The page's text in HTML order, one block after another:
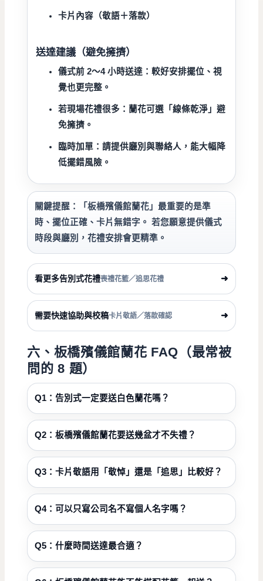
卡片內容（敬語＋落款）
送達建議（避免擁擠）
儀式前 2～4 小時送達：較好安排擺位、視
覺也更完整。
若現場花禮很多：蘭花可選「線條乾淨」避
免擁擠。
臨時加單：請提供廳別與聯絡人，能大幅降
低擺錯風險。
關鍵提醒： 「板橋殯儀館蘭花」最重要的是準
時、擺位正確、卡片無錯字 。 若您願意提供儀式
時段與廳別，花禮安排會更精準。
看更多告別式花禮喪禮花籃／追思花禮 ➜
需要快速協助與校稿卡片敬語／落款確認 ➜
六、板橋殯儀館蘭花 FAQ（最常被
問的 8 題）
Q1：告別式一定要送白色蘭花嗎？
Q2：板橋殯儀館蘭花要送幾盆才不失禮？
Q3：卡片敬語用「敬悼」還是「追思」比較好？
Q4：可以只寫公司名不寫個人名字嗎？
Q5：什麼時間送達最合適？